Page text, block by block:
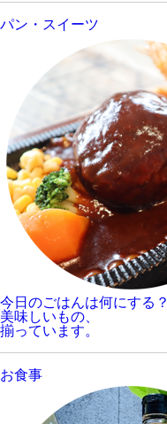
パン・スイーツ
今日のごはんは何にする？
美味しいもの、
揃っています。
お食事